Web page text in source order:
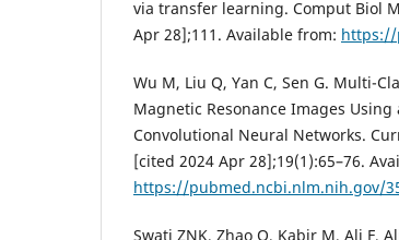
via transfer learning. Comput Biol
Apr 28];111. Available from: https://
Wu M, Liu Q, Yan C, Sen G. Multi-
Magnetic Resonance Images
Convolutional Neural Networks.
[cited 2024 Apr 28];19(1):65–76.
https://pubmed.ncbi.nlm.nih.gov/
Swati ZNK, Zhao Q, Kabir M, Ali F,